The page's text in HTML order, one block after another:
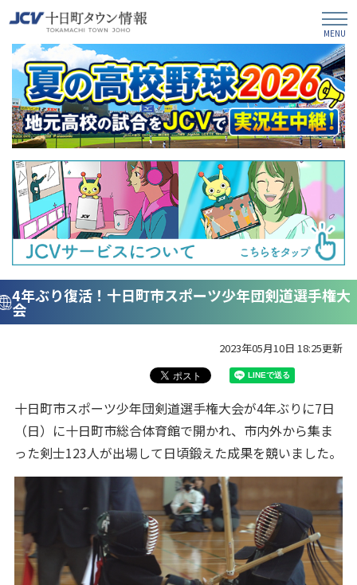
4年ぶり復活！十日町市スポーツ少年団剣道選手権大
会
2023年05月10日 18:25更新
十日町市スポーツ少年団剣道選手権大会が4年ぶりに7日
（日）に十日町市総合体育館で開かれ、市内外から集ま
った剣士123人が出場して日頃鍛えた成果を競いました。